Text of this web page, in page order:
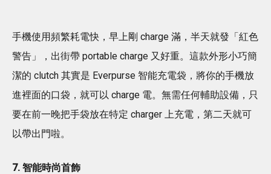
手機使用頻繁耗電快，早上剛 charge 滿，半天就發「紅色
警告」，出街帶 portable charge 又好重。這款外形小巧簡
潔的 clutch 其實是 Everpurse 智能充電袋，將你的手機放
進裡面的口袋，就可以 charge 電。無需任何輔助設備，只
要在前一晚把手袋放在特定 charger 上充電，第二天就可
以帶出門啦。
7. 智能時尚首飾